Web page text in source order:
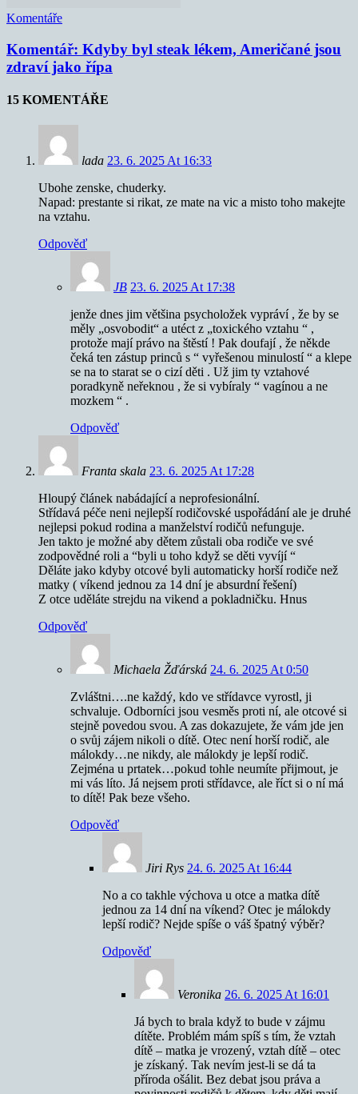
Komentáře
Komentář: Kdyby byl steak lékem, Američané jsou
zdraví jako řípa
15 KOMENTÁŘE
lada 23. 6. 2025 At 16:33
Ubohe zenske, chuderky.
Napad: prestante si rikat, ze mate na vic a misto toho makejte
na vztahu.
Odpověď
JB 23. 6. 2025 At 17:38
jenže dnes jim většina psycholožek vypráví , že by se
měly „osvobodit“ a utéct z „toxického vztahu “ ,
protože mají právo na štěstí ! Pak doufají , že někde
čeká ten zástup princů s “ vyřešenou minulostí “ a klepe
se na to starat se o cizí děti . Už jim ty vztahové
poradkyně neřeknou , že si vybíraly “ vagínou a ne
mozkem “ .
Odpověď
Franta skala 23. 6. 2025 At 17:28
Hloupý článek nabádající a neprofesionální.
Střídavá péče neni nejlepší rodičovské uspořádání ale je druhé
nejlepsi pokud rodina a manželství rodičů nefunguje.
Jen takto je možné aby dětem zůstali oba rodiče ve své
zodpovědné roli a “byli u toho když se děti vyvíjí “
Děláte jako kdyby otcové byli automaticky horší rodiče než
matky ( víkend jednou za 14 dní je absurdní řešení)
Z otce uděláte strejdu na vikend a pokladničku. Hnus
Odpověď
Michaela Žďárská 24. 6. 2025 At 0:50
Zvláštni….ne každý, kdo ve střídavce vyrostl, ji
schvaluje. Odborníci jsou vesměs proti ní, ale otcové si
stejně povedou svou. A zas dokazujete, že vám jde jen
o svůj zájem nikoli o dítě. Otec není horší rodič, ale
málokdy…ne nikdy, ale málokdy je lepší rodič.
Zejména u prtatek…pokud tohle neumíte přijmout, je
mi vás líto. Já nejsem proti střídavce, ale říct si o ní má
to dítě! Pak beze všeho.
Odpověď
Jiri Rys 24. 6. 2025 At 16:44
No a co takhle výchova u otce a matka dítě
jednou za 14 dní na víkend? Otec je málokdy
lepší rodič? Nejde spíše o váš špatný výběr?
Odpověď
Veronika 26. 6. 2025 At 16:01
Já bych to brala když to bude v zájmu
dítěte. Problém mám spíš s tím, že vztah
dítě – matka je vrozený, vztah dítě – otec
je získaný. Tak nevím jest-li se dá ta
příroda ošálit. Bez debat jsou práva a